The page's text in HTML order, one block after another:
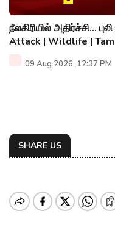
நீலகிரியில் அதிர்ச்சி...
Attack | Wildlife |
09 Aug 2026, 12:37 PM
SHARE US